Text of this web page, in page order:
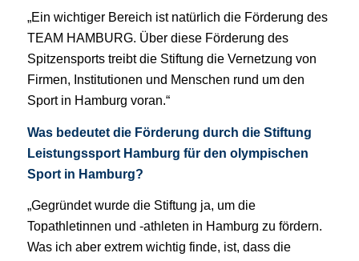
„Ein wichtiger Bereich ist natürlich die Förderung des
TEAM HAMBURG. Über diese Förderung des
Spitzensports treibt die Stiftung die Vernetzung von
Firmen, Institutionen und Menschen rund um den
Sport in Hamburg voran.“
Was bedeutet die Förderung durch die Stiftung
Leistungssport Hamburg für den olympischen
Sport in Hamburg?
„Gegründet wurde die Stiftung ja, um die
Topath letinnen und -athleten in Hamburg zu fördern.
Was ich aber extrem wichtig finde, ist, dass die